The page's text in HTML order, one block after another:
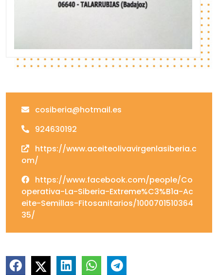
cosiberia@hotmail.es
924630192
https://www.aceiteolivavirgenlasiberia.c
om/
https://www.facebook.com/people/Co
operativa-La-Siberia-Extreme%C3%B1a-Ac
eite-Semillas-Fitosanitarios/1000701510364
35/